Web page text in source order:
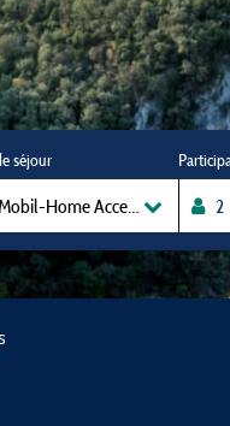
séjour
Home Accessible Pmr 2